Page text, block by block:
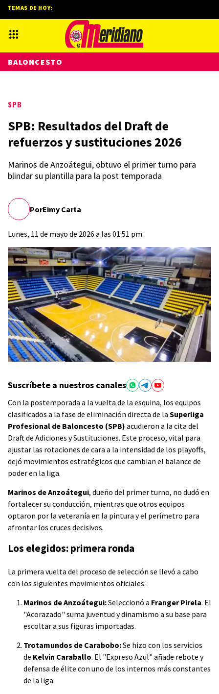
SPB
SPB: Resultados del Draft de
refuerzos y sustituciones 2026
Marinos de Anzoátegui, obtuvo el primer turno para
blindar su plantilla para la post temporada
PorEimy Carta
Lunes, 11 de mayo de 2026 a las 01:51 pm
Suscríbete a nuestros canales
Con la postemporada a la vuelta de la esquina, los equipos
clasificados a la fase de eliminación directa de la Superliga
Profesional de Baloncesto (SPB) acudieron a la cita del
Draft de Adiciones y Sustituciones. Este proceso, vital para
ajustar las rotaciones de cara a la intensidad de los playoffs,
dejó movimientos estratégicos que cambian el balance de
poder en la liga.
Marinos de Anzoátegui, dueño del primer turno, no dudó en
fortalecer su conducción, mientras que otros equipos
optaron por la veteranía en la pintura y el perímetro para
afrontar los cruces decisivos.
Los elegidos: primera ronda
La primera vuelta del proceso de selección se llevó a cabo
con los siguientes movimientos oficiales:
Marinos de Anzoátegui:Seleccionó a Franger Pirela. El
"Acorazado" suma juventud y dinamismo a su base para
escoltar a sus figuras importadas.
Trotamundos de Carabobo:Se hizo con los servicios
de Kelvin Caraballo. El "Expreso Azul" añade rebote y
defensa de élite con uno de los internos más constantes
de la liga.
TEMAS DE HOY:
BALONCESTO